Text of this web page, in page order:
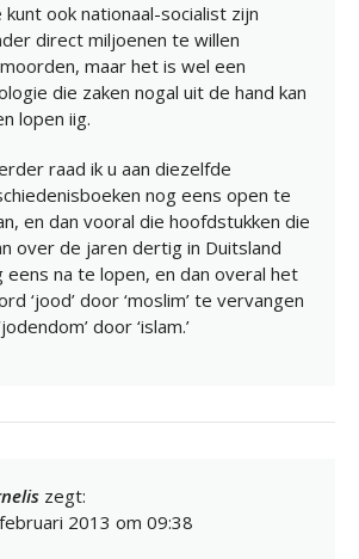
kunt ook nationaal-socialist zijn
direct miljoenen te willen
maar het is wel een
die zaken nogal uit de hand kan
lopen iig.
raad ik u aan diezelfde
nog eens open te
en dan vooral die hoofdstukken die
over de jaren dertig in Duitsland
eens na te lopen, en dan overal het
‘jood’ door ‘moslim’ te vervangen
door ‘islam.’
zegt:
2013 om 09:38